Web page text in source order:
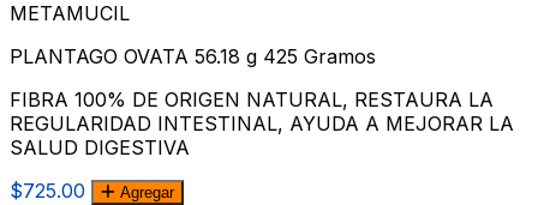
METAMUCIL
PLANTAGO OVATA 56.18 g 425 Gramos
FIBRA 100% DE ORIGEN NATURAL, RESTAURA LA
REGULARIDAD INTESTINAL, AYUDA A MEJORAR LA
SALUD DIGESTIVA
$725.00
Agregar